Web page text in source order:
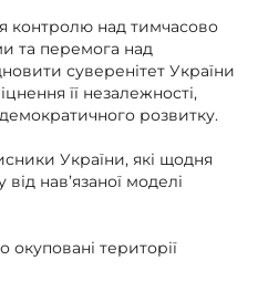
контролю над тимчасово
та перемога над
суверенітет України
її незалежності,
розвитку.
України, які щодня
нав’язаної моделі
території